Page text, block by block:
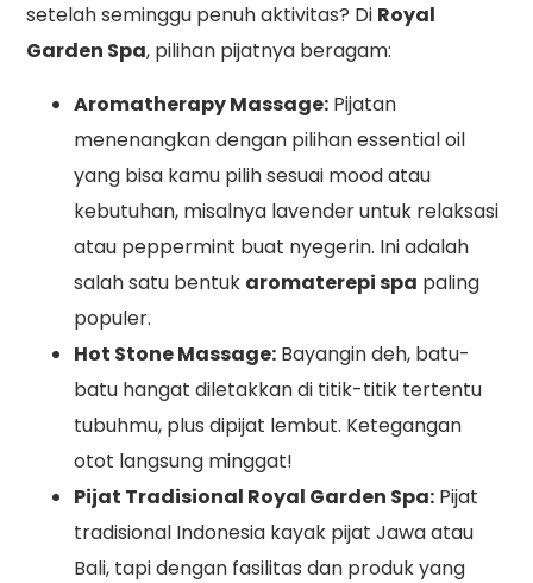
setelah seminggu penuh aktivitas? Di Royal
Garden Spa, pilihan pijatnya beragam:
Aromatherapy Massage: Pijatan
menenangkan dengan pilihan essential oil
yang bisa kamu pilih sesuai mood atau
kebutuhan, misalnya lavender untuk relaksasi
atau peppermint buat nyegerin. Ini adalah
salah satu bentuk aromaterepi spa paling
populer.
Hot Stone Massage: Bayangin deh, batu-
batu hangat diletakkan di titik-titik tertentu
tubuhmu, plus dipijat lembut. Ketegangan
otot langsung minggat!
Pijat Tradisional Royal Garden Spa: Pijat
tradisional Indonesia kayak pijat Jawa atau
Bali, tapi dengan fasilitas dan produk yang